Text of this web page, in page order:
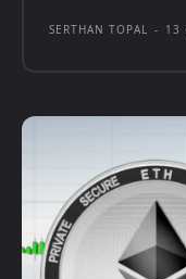
SERTHAN TOPAL - 13